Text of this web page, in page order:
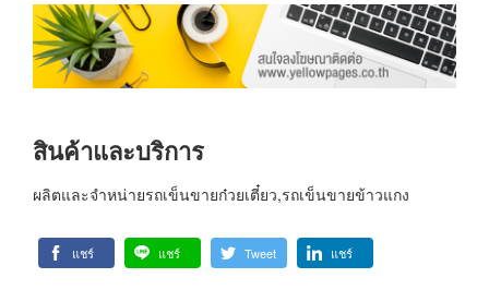
สินค้าและบริการ
ผลิตและจำหน่ายรถเข็นขายก๋วยเตี๋ยว,รถเข็นขายข้าวแกง
แชร์ แชร์ Tweet แชร์